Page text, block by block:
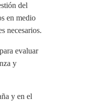
del
en medio
necesarios.
evaluar
y
y en el